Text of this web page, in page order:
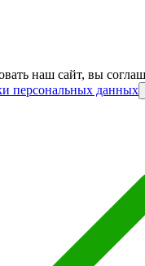
наш сайт, вы
персональных данных